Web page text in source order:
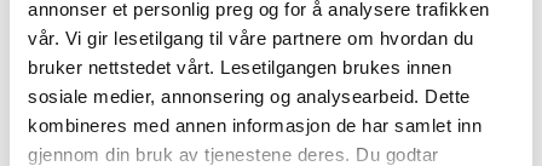
annonser et personlig preg og for å analysere trafikken
vår. Vi gir lesetilgang til våre partnere om hvordan du
bruker nettstedet vårt. Lesetilgangen brukes innen
sosiale medier, annonsering og analysearbeid. Dette
kombineres med annen informasjon de har samlet inn
gjennom din bruk av tjenestene deres. Du godtar
GROW BAG KOKOS
10L OTC PPU (1000)
KOKOS BLOKK 5 KG
(70L)